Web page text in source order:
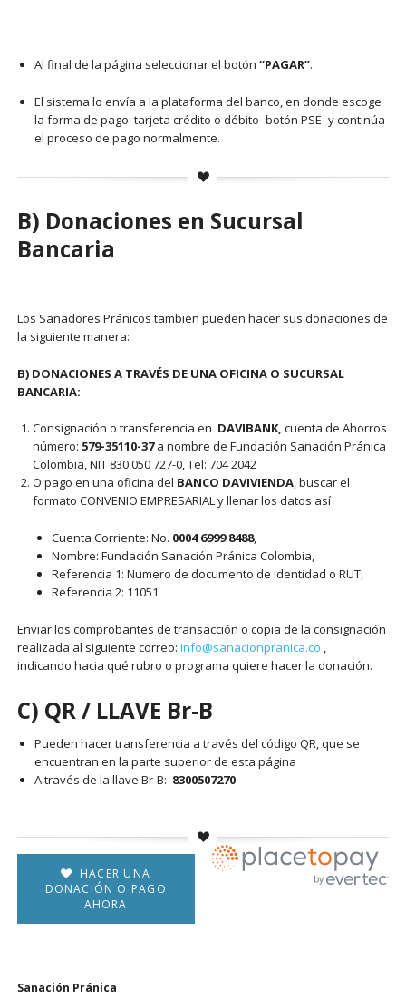
Al final de la página seleccionar el botón “PAGAR”.
El sistema lo envía a la plataforma del banco, en donde escoge
la forma de pago: tarjeta crédito o débito -botón PSE- y continúa
el proceso de pago normalmente.
B) Donaciones en Sucursal
Bancaria
Los Sanadores Pránicos tambien pueden hacer sus donaciones de
la siguiente manera:
B) DONACIONES A TRAVÉS DE UNA OFICINA O SUCURSAL
BANCARIA:
Consignación o transferencia en DAVIBANK, cuenta de Ahorros
número: 579-35110-37a nombre de Fundación Sanación Pránica
Colombia, NIT 830 050 727-0, Tel: 704 2042
O pago en una oficina del BANCO DAVIVIENDA, buscar el
formato CONVENIO EMPRESARIAL y llenar los datos así
Cuenta Corriente: No. 0004 6999 8488,
Nombre: Fundación Sanación Pránica Colombia,
Referencia 1: Numero de documento de identidad o RUT,
Referencia 2: 11051
Enviar los comprobantes de transacción o copia de la consignación
realizada al siguiente correo: info@sanacionpranica.co ,
indicando hacia qué rubro o programa quiere hacer la donación.
C) QR / LLAVE Br-B
Pueden hacer transferencia a través del código QR, que se
encuentran en la parte superior de esta página
A través de la llave Br-B: 8300507270
HACER UNA
DONACIÓN O PAGO
AHORA
Saltar
Sanación Pránica